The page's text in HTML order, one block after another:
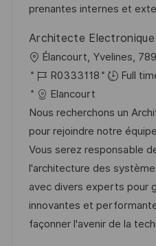
i
n
e
u
p
o
s
t
e
prenantes internes et
Architecte
o
c
a
l
i
s
a
t
i
Élancourt, Yvelines,
R
é
f
é
r
e
n
c
e
R0333118 Full
Elancourt
Nous recherchons un
pour rejoindre notre
Vous serez responsable
l'architecture des
avec divers experts pour
innovantes et
façonner l'avenir de la